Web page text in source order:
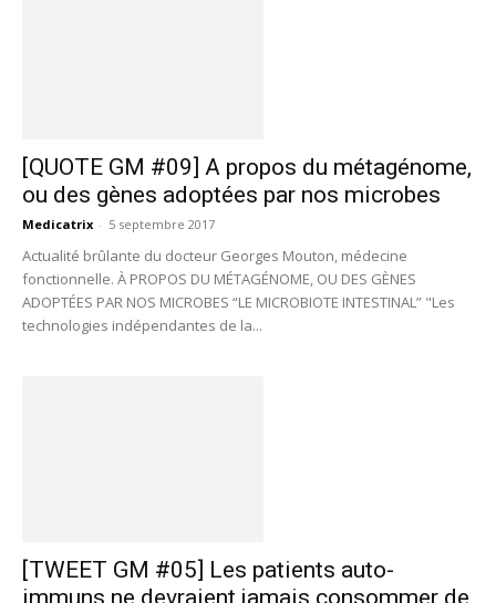
[QUOTE GM #09] A propos du métagénome,
ou des gènes adoptées par nos microbes
Medicatrix - 5 septembre 2017
Actualité brûlante du docteur Georges Mouton, médecine
fonctionnelle. À PROPOS DU MÉTAGÉNOME, OU DES GÈNES
ADOPTÉES PAR NOS MICROBES “LE MICROBIOTE INTESTINAL” "Les
technologies indépendantes de la...
[TWEET GM #05] Les patients auto-
immuns ne devraient jamais consommer de